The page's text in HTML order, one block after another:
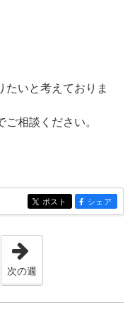
たいと考えておりま
相談ください。
entry215
ポスト entry215
シェア
27日 - 2022年3月 5日」
次の週